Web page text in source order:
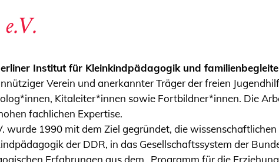
Institut für Kleinkindpädagogik und
Verein und anerkannter Träger der freien
Kitaleiter*innen sowie Fortbildner*innen. Die
fachlichen Expertise.
wurde 1990 mit dem Ziel gegründet, die
der DDR, in das Gesellschaftssystem der
Erfahrungen aus dem „Programm für die